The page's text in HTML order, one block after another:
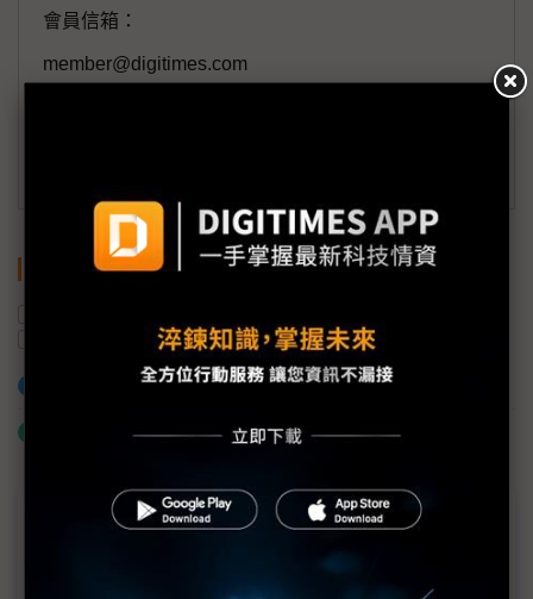
會員信箱：
member@digitimes.com
關鍵字
蘋果
加入已選取到「關鍵字追蹤」
什麼是「關鍵字追蹤」
近７天熱門報導
MLCC訂單過熱、出貨比創高 村田示警全球AI基